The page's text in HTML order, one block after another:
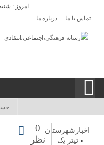
امروز : شنبه, ۱۷ مرداد ,
تماس با ما
درباره ما
اخبارشهرستان
« تیتر یک
0
نظر